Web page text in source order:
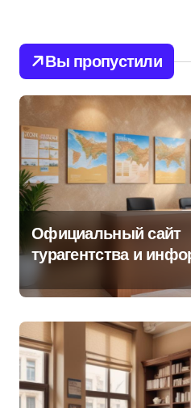
Вы пропустили
Официальный сайт
турагентства и